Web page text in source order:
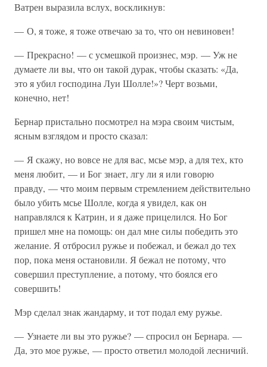
Ватрен выразила вслух, воскликнув:
— О, я тоже, я тоже отвечаю за то, что он невиновен!
— Прекрасно! — с усмешкой произнес, мэр. — Уж не
думаете ли вы, что он такой дурак, чтобы сказать: «Да,
это я убил господина Луи Шолле!»? Черт возьми,
конечно, нет!
Бернар пристально посмотрел на мэра своим чистым,
ясным взглядом и просто сказал:
— Я скажу, но вовсе не для вас, мсье мэр, а для тех, кто
меня любит, — и Бог знает, лгу ли я или говорю
правду, — что моим первым стремлением действительно
было убить мсье Шолле, когда я увидел, как он
направлялся к Катрин, и я даже прицелился. Но Бог
пришел мне на помощь: он дал мне силы победить это
желание. Я отбросил ружье и побежал, и бежал до тех
пор, пока меня остановили. Я бежал не потому, что
совершил преступление, а потому, что боялся его
совершить!
Мэр сделал знак жандарму, и тот подал ему ружье.
— Узнаете ли вы это ружье? — спросил он Бернара. —
Да, это мое ружье, — просто ответил молодой лесничий.